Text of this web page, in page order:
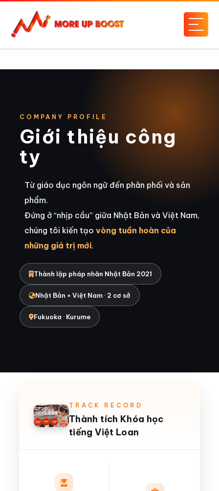
COMPANY PROFILE
Giới thiệu công
ty
Từ giáo dục ngôn ngữ đến phân phối và sản
phẩm.
Đứng ở “nhịp cầu” giữa Nhật Bản và Việt Nam,
chúng tôi kiến tạo vòng tuần hoàn của
những giá trị mới.
Thành lập pháp nhân Nhật Bản 2021
Nhật Bản × Việt Nam · 2 cơ sở
Fukuoka · Kurume
TRACK RECORD
Thành tích Khóa học
tiếng Việt Loan